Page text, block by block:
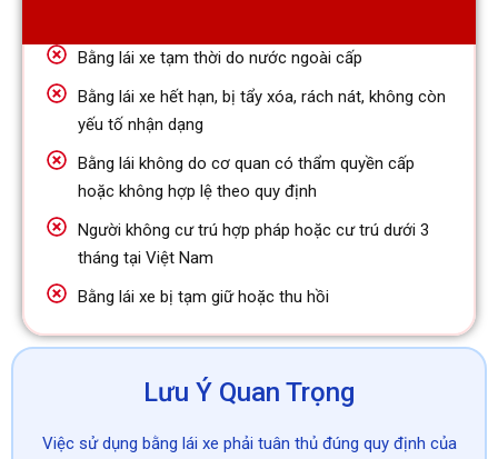
Bằng lái xe tạm thời do nước ngoài cấp
Bằng lái xe hết hạn, bị tẩy xóa, rách nát, không còn
yếu tố nhận dạng
Bằng lái không do cơ quan có thẩm quyền cấp
hoặc không hợp lệ theo quy định
Người không cư trú hợp pháp hoặc cư trú dưới 3
tháng tại Việt Nam
Bằng lái xe bị tạm giữ hoặc thu hồi
Lưu Ý Quan Trọng
Việc sử dụng bằng lái xe phải tuân thủ đúng quy định của